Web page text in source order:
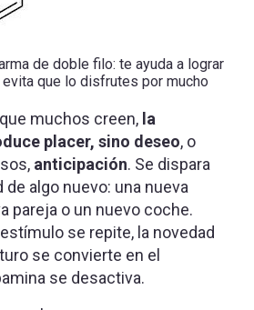
de doble filo: te ayuda a lograr
que lo disfrutes por mucho
muchos creen, la
placer, sino deseo, o
anticipación. Se dispara
de algo nuevo: una nueva
pareja o un nuevo coche.
se repite, la novedad
se convierte en el
se desactiva.